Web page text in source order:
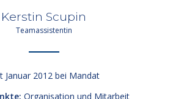
Kerstin Scupin
Teamassistentin
Januar 2012 bei Mandat
Organisation und Mitarbeit